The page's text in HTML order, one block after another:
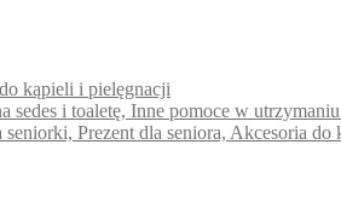
kąpieli i pielęgnacji
sedes i toaletę, Inne pomoce w
Prezent dla seniora, Akcesoria